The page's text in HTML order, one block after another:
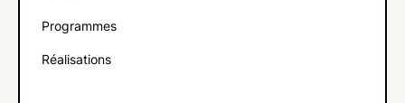
Programmes
Réalisations